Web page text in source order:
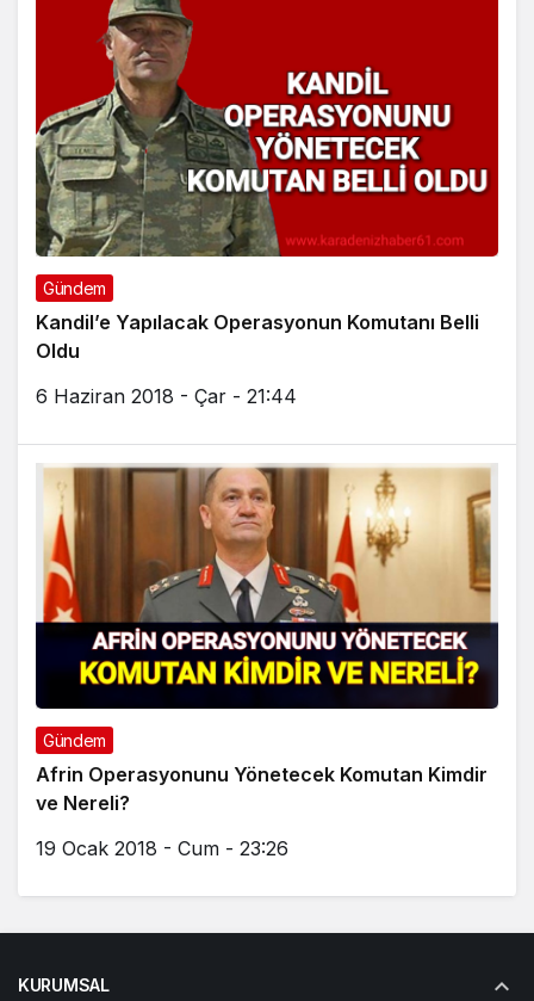
Gündem
Kandil’e Yapılacak Operasyonun Komutanı Belli
Oldu
6 Haziran 2018 - Çar - 21:44
Gündem
Afrin Operasyonunu Yönetecek Komutan Kimdir
ve Nereli?
19 Ocak 2018 - Cum - 23:26
KURUMSAL